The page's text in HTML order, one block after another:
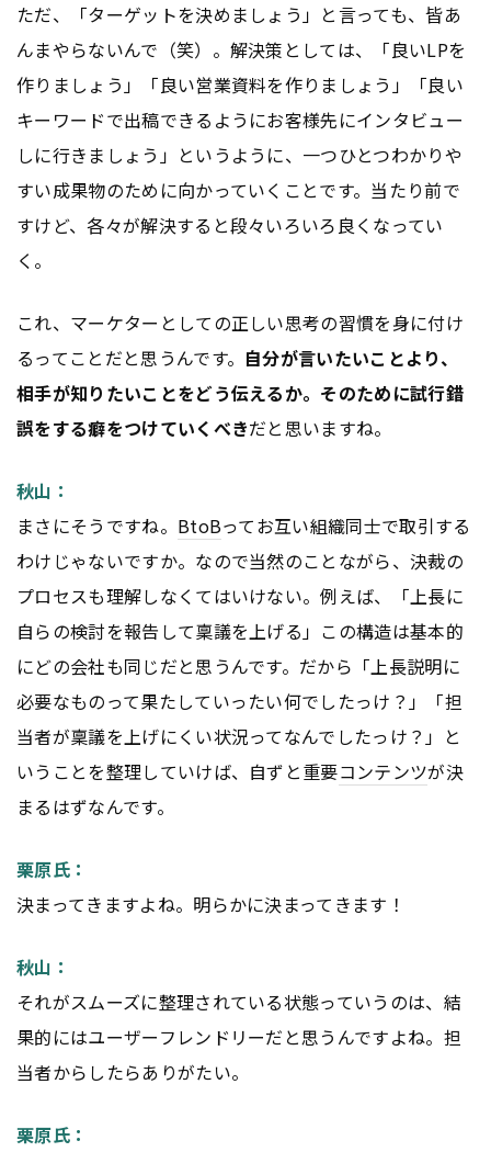
ただ、「ターゲットを決めましょう」と言っても、皆あ
んまやらないんで（笑）。解決策としては、「良いLPを
作りましょう」「良い営業資料を作りましょう」「良い
キーワードで出稿できるようにお客様先にインタビュー
しに行きましょう」というように、一つひとつわかりや
すい成果物のために向かっていくことです。当たり前で
すけど、各々が解決すると段々いろいろ良くなってい
く。
これ、マーケターとしての正しい思考の習慣を身に付け
るってことだと思うんです。 自分が言いたいことより、
相手が知りたいことをどう伝えるか。そのために試行錯
誤をする癖をつけていくべきだと思いますね。
秋山：
まさにそうですね。 BtoBってお互い組織同士で取引する
わけじゃないですか。なので当然のことながら、決裁の
プロセスも理解しなくてはいけない。例えば、「上長に
自らの検討を報告して稟議を上げる」この構造は基本的
にどの会社も同じだと思うんです。だから「上長説明に
必要なものって果たしていったい何でしたっけ？」「担
当者が稟議を上げにくい状況ってなんでしたっけ？」と
いうことを整理していけば、自ずと重要コンテンツが決
まるはずなんです。
栗原氏：
決まってきますよね。明らかに決まってきます！
秋山：
それがスムーズに整理されている状態っていうのは、結
果的にはユーザーフレンドリーだと思うんですよね。担
当者からしたらありがたい。
栗原氏：